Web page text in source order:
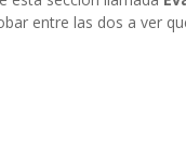
entre las dos a ver